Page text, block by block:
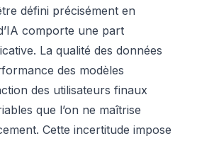
défini précisément en
comporte une part
La qualité des données
des modèles
des utilisateurs finaux
que l’on ne maîtrise
Cette incertitude impose